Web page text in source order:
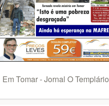
Em Tomar - Jornal O Templário